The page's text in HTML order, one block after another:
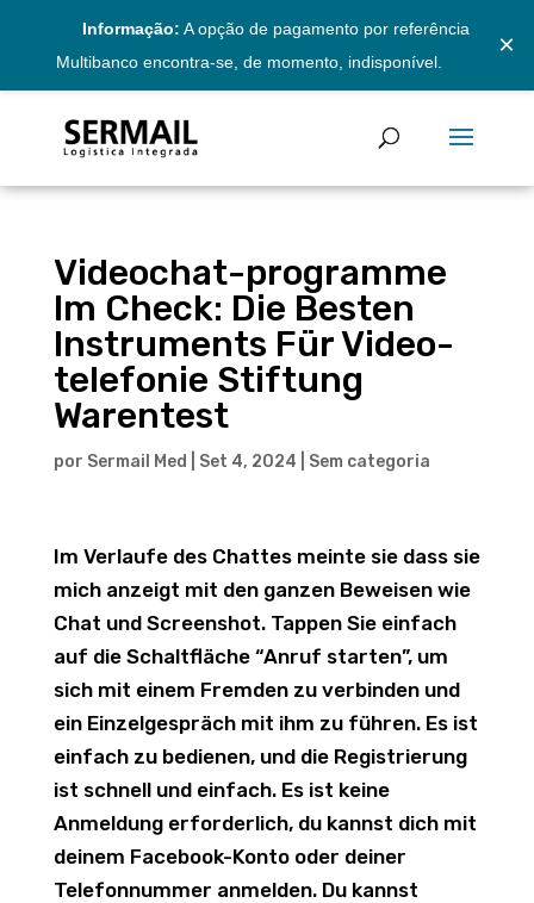
Informação: A opção de pagamento por referência
Multibanco encontra-se, de momento, indisponível.
×
Videochat-programme
Im Check: Die Besten
Instruments Für Video-
telefonie Stiftung
Warentest
por Sermail Med Set 4, 2024 Sem categoria
Im Verlaufe des Chattes meinte sie dass sie
mich anzeigt mit den ganzen Beweisen wie
Chat und Screenshot. Tappen Sie einfach
auf die Schaltfläche “Anruf starten”, um
sich mit einem Fremden zu verbinden und
ein Einzelgespräch mit ihm zu führen. Es ist
einfach zu bedienen, und die Registrierung
ist schnell und einfach. Es ist keine
Anmeldung erforderlich, du kannst dich mit
deinem Facebook-Konto oder deiner
Telefonnummer anmelden. Du kannst